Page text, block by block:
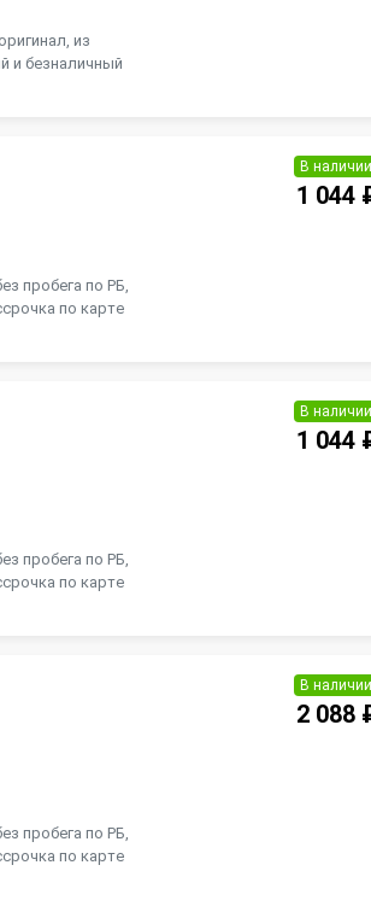
из
и безналичный
пробега по РБ,
по карте
В наличии
1 044
пробега по РБ,
по карте
В наличии
1 044
пробега по РБ,
по карте
В наличии
2 088